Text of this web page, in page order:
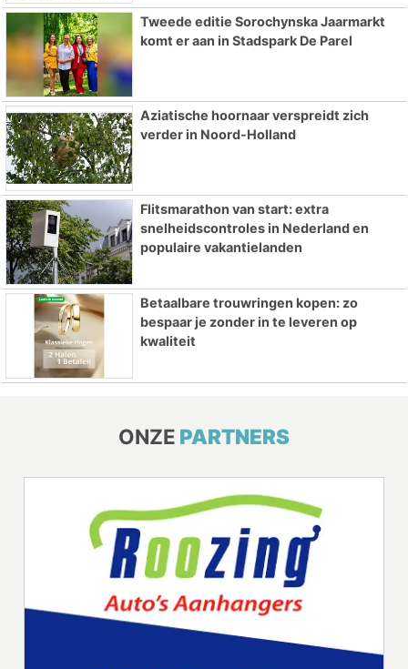
Tweede editie Sorochynska Jaarmarkt
komt er aan in Stadspark De Parel
Aziatische hoornaar verspreidt zich
verder in Noord-Holland
Flitsmarathon van start: extra
snelheidscontroles in Nederland en
populaire vakantielanden
Betaalbare trouwringen kopen: zo
bespaar je zonder in te leveren op
kwaliteit
ONZE PARTNERS